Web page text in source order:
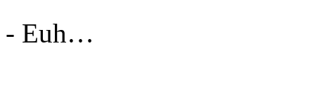
- Euh…